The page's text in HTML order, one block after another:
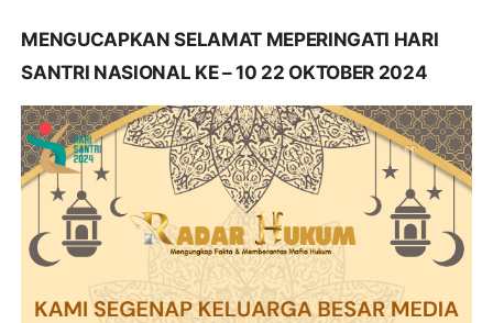
MENGUCAPKAN SELAMAT MEPERINGATI HARI
SANTRI NASIONAL KE – 10 22 OKTOBER 2024